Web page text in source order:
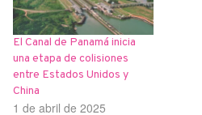
El Canal de Panamá inicia
una etapa de colisiones
entre Estados Unidos y
China
1 de abril de 2025